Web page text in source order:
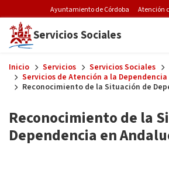
Pre-Header
Ayuntamiento de Córdoba Atención
Servicios Sociales
Inicio Servicios Servicios Sociales
Servicios de Atención a la Dependencia
Reconocimiento de la Situación de
Reconocimiento de la
Dependencia en